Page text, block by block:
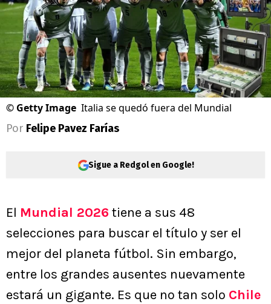
© Getty Image Italia se quedó fuera del Mundial
Por Felipe Pavez Farías
Sigue a Redgol en Google!
El Mundial 2026 tiene a sus 48
selecciones para buscar el título y ser el
mejor del planeta fútbol. Sin embargo,
entre los grandes ausentes nuevamente
estará un gigante. Es que no tan solo Chile